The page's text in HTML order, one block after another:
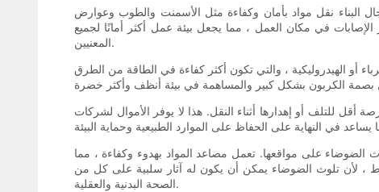
البناء نقل مواد بأمان وكفاءة مثل الأسمنت والطوب وعوارض
في مكان العمل ، مما يجعل بيئة عمل أكثر أمانًا لجميع
المعنيين.
أو الهيدروليكية ، والتي تكون أكثر كفاءة في الطاقة من الطرق
للتلف أو إهدارها أثناء النقل. هذا لا يوفر الأموال لشركات
الضوضاء على مواقعها. تعمل مصاعد المواد بهدوء وكفاءة ، مما
، لأن تلوث الضوضاء يمكن أن يكون له آثار سلبية على كل من
الصحة البدنية والعقلية.